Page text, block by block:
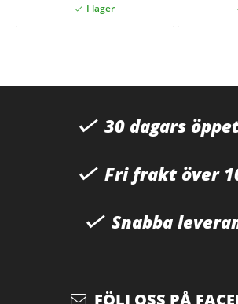
30 dagars
Fri frakt över
Snabba
FÖLJ OSS PÅ